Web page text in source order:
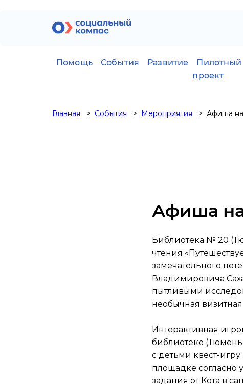
Помощь События Развитие
Пилотный
проект
Главная События Мероприятия Афиша
Афиша
Библиотека № 20
чтения
замечательного
Владимировича
пытливыми
необычная визитная
Интерактивная
библиотеке
с детьми квест-
площадке согласно
задания от Кота в